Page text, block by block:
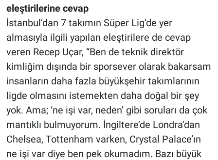
eleştirilerine cevap
İstanbul’dan 7 takımın Süper Lig’de yer
almasıyla ilgili yapılan eleştirilere de cevap
veren Recep Uçar, “Ben de teknik direktör
kimliğim dışında bir sporsever olarak bakarsam
insanların daha fazla büyükşehir takımlarının
ligde olmasını istemekten daha doğal bir şey
yok. Ama; ‘ne işi var, neden’ gibi soruları da çok
mantıklı bulmuyorum. İngiltere’de Londra’dan
Chelsea, Tottenham varken, Crystal Palace’ın
ne işi var diye ben pek okumadım. Bazı büyük